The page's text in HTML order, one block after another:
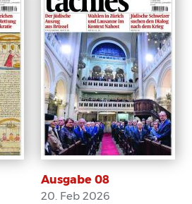
Ausgabe 08
20. Feb 2026